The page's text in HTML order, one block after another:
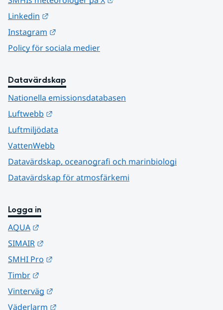
Linkedin
Instagram
Policy för sociala medier
Datavärdskap
Nationella emissionsdatabasen
Luftwebb
Luftmiljödata
VattenWebb
Datavärdskap, oceanografi och marinbiologi
Datavärdskap för atmosfärkemi
Logga in
AQUA
SIMAIR
SMHI Pro
Timbr
Vinterväg
Väderlarm